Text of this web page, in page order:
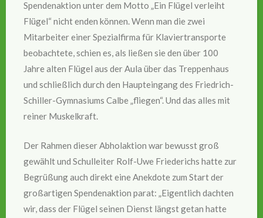
Spendenaktion unter dem Motto „Ein Flügel verleiht
Flügel“ nicht enden können. Wenn man die zwei
Mitarbeiter einer Spezialfirma für Klaviertransporte
beobachtete, schien es, als ließen sie den über 100
Jahre alten Flügel aus der Aula über das Treppenhaus
und schließlich durch den Haupteingang des Friedrich-
Schiller-Gymnasiums Calbe „fliegen“. Und das alles mit
reiner Muskelkraft.
Der Rahmen dieser Abholaktion war bewusst groß
gewählt und Schulleiter Rolf-Uwe Friederichs hatte zur
Begrüßung auch direkt eine Anekdote zum Start der
großartigen Spendenaktion parat: „Eigentlich dachten
wir, dass der Flügel seinen Dienst längst getan hatte